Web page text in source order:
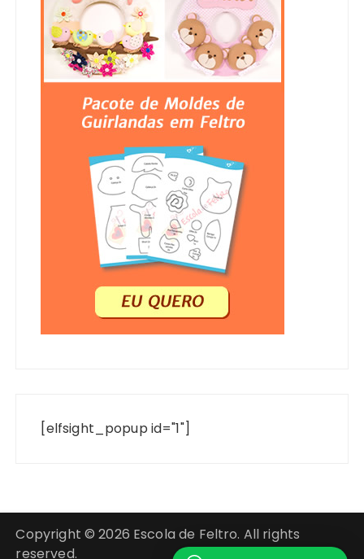
[elfsight_popup id="1"]
Copyright © 2026 Escola de Feltro. All rights
reserved.